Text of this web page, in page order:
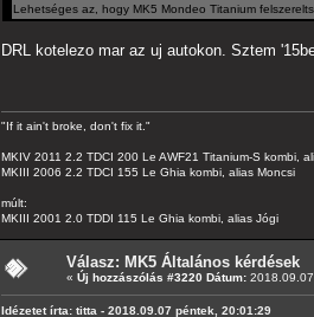
Lehetséges az, hogy MK5 Mondeo Titanium
DRL kotelezo mar az uj autokon. Sztem
"If it ain't broke, don't fix it."
MKIV 2011 2.2 TDCI 200 Le AWF21 Titanium-S kombi,
MKIII 2006 2.2 TDCI 155 Le Ghia kombi, alias Moncsi
múlt:
MKIII 2001 2.0 TDDI 115 Le Ghia kombi, alias Jógi
Válasz: MK5 Általános kérdések
« Új hozzászólás #3220 Dátum:
Idézetet írta: titta - 2018.09.07 péntek, 20:01:29